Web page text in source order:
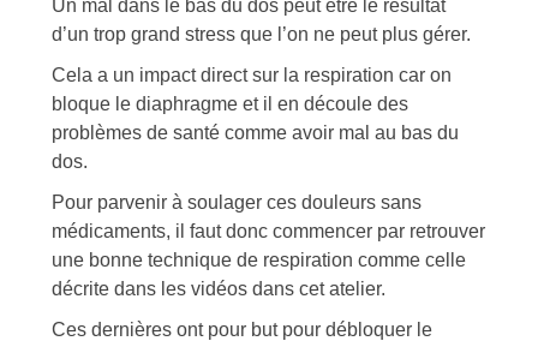
Un mal dans le bas du dos peut être le résultat
d’un trop grand stress que l’on ne peut plus gérer.
Cela a un impact direct sur la respiration car on
bloque le diaphragme et il en découle des
problèmes de santé comme avoir mal au bas du
dos.
Pour parvenir à soulager ces douleurs sans
médicaments, il faut donc commencer par retrouver
une bonne technique de respiration comme celle
décrite dans les vidéos dans cet atelier.
Ces dernières ont pour but pour débloquer le